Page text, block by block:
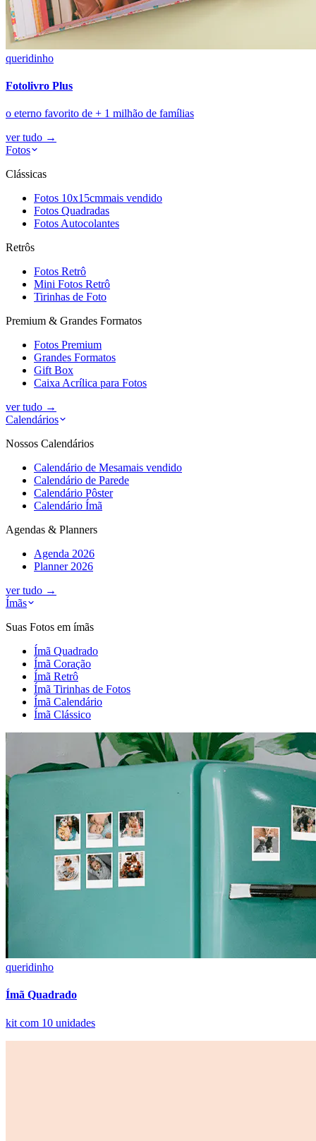
queridinho
Fotolivro Plus
o eterno favorito de + 1 milhão de famílias
ver tudo →
Fotos
Clássicas
Fotos 10x15cmmais vendido
Fotos Quadradas
Fotos Autocolantes
Retrôs
Fotos Retrô
Mini Fotos Retrô
Tirinhas de Foto
Premium & Grandes Formatos
Fotos Premium
Grandes Formatos
Gift Box
Caixa Acrílica para Fotos
ver tudo →
Calendários
Nossos Calendários
Calendário de Mesamais vendido
Calendário de Parede
Calendário Pôster
Calendário Ímã
Agendas & Planners
Agenda 2026
Planner 2026
ver tudo →
Ímãs
Suas Fotos em ímãs
Ímã Quadrado
Ímã Coração
Ímã Retrô
Ímã Tirinhas de Fotos
Ímã Calendário
Ímã Clássico
queridinho
Ímã Quadrado
kit com 10 unidades